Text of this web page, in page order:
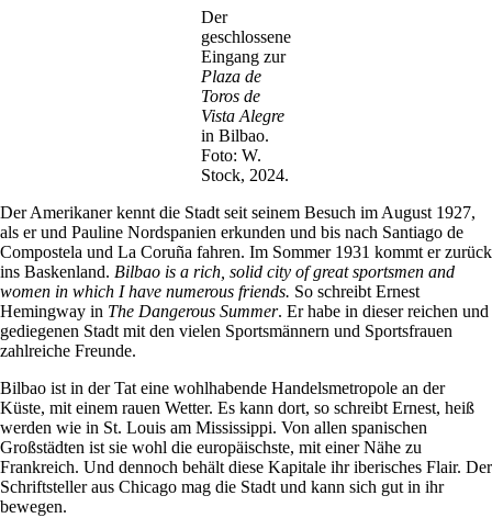
Der
geschlossene
Eingang zur
Plaza de
Toros de
Vista Alegre
in Bilbao.
Foto: W.
Stock, 2024.
Der Amerikaner kennt die Stadt seit seinem Besuch im August 1927,
als er und Pauline Nordspanien erkunden und bis nach Santiago de
Compostela und La Coruña fahren. Im Sommer 1931 kommt er zurück
ins Baskenland. Bilbao is a rich, solid city of great sportsmen and
women in which I have numerous friends. So schreibt Ernest
Hemingway in The Dangerous Summer. Er habe in dieser reichen und
gediegenen Stadt mit den vielen Sportsmännern und Sportsfrauen
zahlreiche Freunde.
Bilbao ist in der Tat eine wohlhabende Handelsmetropole an der
Küste, mit einem rauen Wetter. Es kann dort, so schreibt Ernest, heiß
werden wie in St. Louis am Mississippi. Von allen spanischen
Großstädten ist sie wohl die europäischste, mit einer Nähe zu
Frankreich. Und dennoch behält diese Kapitale ihr iberisches Flair. Der
Schriftsteller aus Chicago mag die Stadt und kann sich gut in ihr
bewegen.